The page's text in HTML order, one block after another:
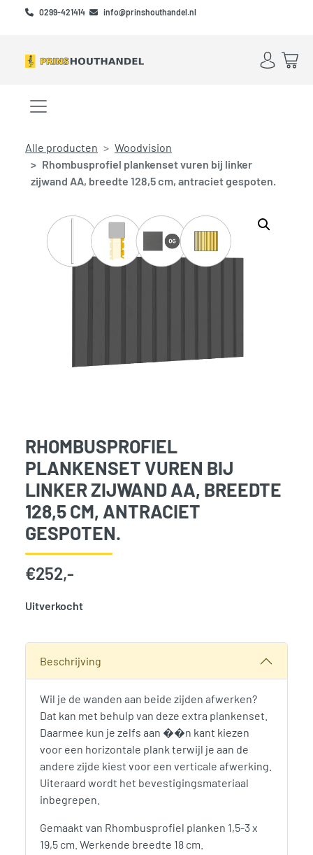
Skip to main content
Skip to footer
0299-421414 info@prinshouthandel.nl
Account
Menu openen/sluiten
Alle producten
Woodvision
Rhombusprofiel plankenset vuren bij linker
zijwand AA, breedte 128,5 cm, antraciet gespoten.
RHOMBUSPROFIEL
PLANKENSET VUREN BIJ
LINKER ZIJWAND AA, BREEDTE
128,5 CM, ANTRACIET
GESPOTEN.
€252,-
Uitverkocht
Beschrijving
Wil je de wanden aan beide zijden afwerken?
Dat kan met behulp van deze extra plankenset.
Daarmee kun je zelfs aan ��n kant kiezen
voor een horizontale plank terwijl je aan de
andere zijde kiest voor een verticale afwerking.
Uiteraard wordt het bevestigingsmateriaal
inbegrepen.
Gemaakt van Rhombusprofiel planken 1,5-3 x
19,5 cm. Werkende breedte 18 cm.